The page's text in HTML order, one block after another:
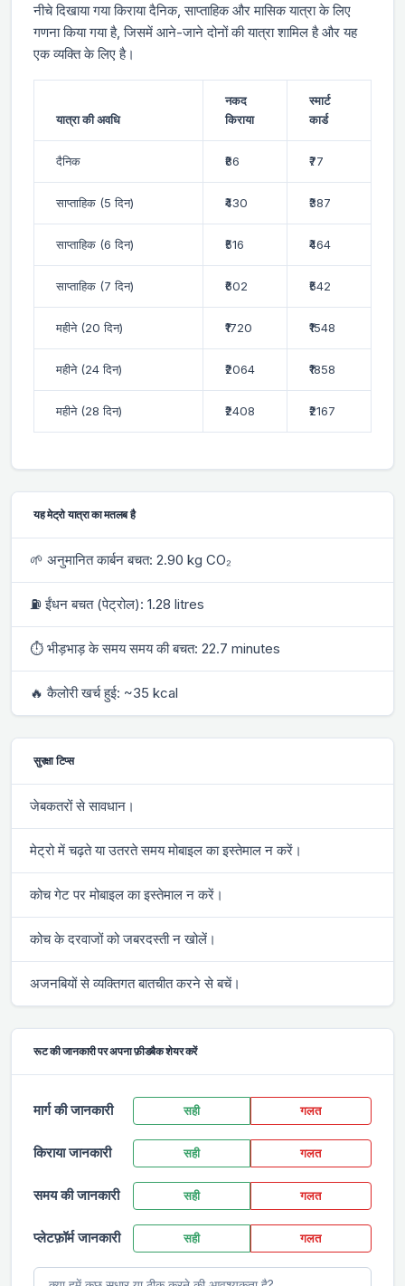
नीचे दिखाया गया किराया दैनिक, साप्ताहिक और मासिक यात्रा के लिए
गणना किया गया है, जिसमें आने-जाने दोनों की यात्रा शामिल है और यह
एक व्यक्ति के लिए है।
यात्रा की अवधि
नकद
किराया
स्मार्ट
कार्ड
दैनिक ₹86 ₹77
साप्ताहिक (5 दिन) ₹430 ₹387
साप्ताहिक (6 दिन) ₹516 ₹464
साप्ताहिक (7 दिन) ₹602 ₹542
महीने (20 दिन) ₹1720 ₹1548
महीने (24 दिन) ₹2064 ₹1858
महीने (28 दिन) ₹2408 ₹2167
यह मेट्रो यात्रा का मतलब है
🌱 अनुमानित कार्बन बचत: 2.90 kg CO₂
⛽ ईंधन बचत (पेट्रोल): 1.28 litres
⏱ भीड़भाड़ के समय समय की बचत: 22.7 minutes
🔥 कैलोरी खर्च हुई: ~35 kcal
सुरक्षा टिप्स
जेबकतरों से सावधान।
मेट्रो में चढ़ते या उतरते समय मोबाइल का इस्तेमाल न करें।
कोच गेट पर मोबाइल का इस्तेमाल न करें।
कोच के दरवाजों को जबरदस्ती न खोलें।
अजनबियों से व्यक्तिगत बातचीत करने से बचें।
रूट की जानकारी पर अपना फ़ीडबैक शेयर करें
मार्ग की जानकारी सही गलत
किराया जानकारी सही गलत
समय की जानकारी सही गलत
प्लेटफ़ॉर्म जानकारी सही गलत